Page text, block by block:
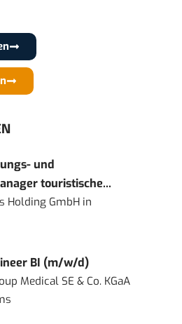
und
touristische...
Holding GmbH in
BI (m/w/d)
Medical SE & Co. KGaA